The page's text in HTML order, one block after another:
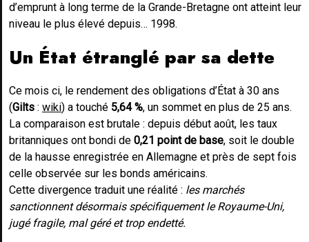
d’emprunt à long terme de la Grande-Bretagne ont atteint leur
niveau le plus élevé depuis… 1998.
Un État étranglé par sa dette
Ce mois ci, le rendement des obligations d’État à 30 ans
(Gilts : wiki) a touché 5,64 %, un sommet en plus de 25 ans.
La comparaison est brutale : depuis début août, les taux
britanniques ont bondi de 0,21 point de base, soit le double
de la hausse enregistrée en Allemagne et près de sept fois
celle observée sur les bonds américains.
Cette divergence traduit une réalité : les marchés
sanctionnent désormais spécifiquement le Royaume-Uni,
jugé fragile, mal géré et trop endetté.